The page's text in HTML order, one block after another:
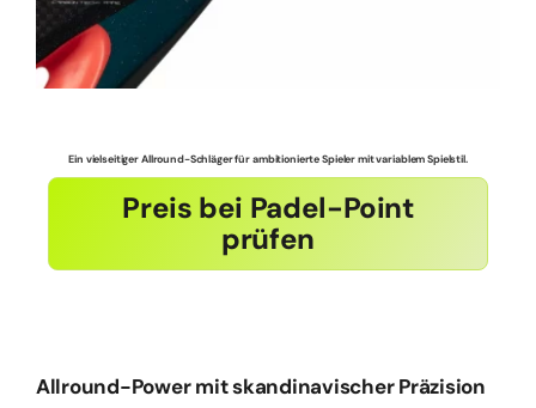
Ein vielseitiger Allround-Schläger für ambitionierte Spieler mit variablem Spielstil.
Preis bei Padel-Point
prüfen
Allround-Power mit skandinavischer Präzision